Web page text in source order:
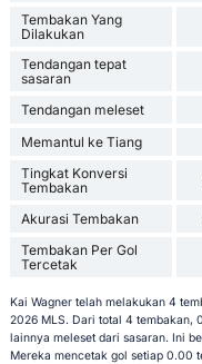
Tembakan Yang
Dilakukan
Tendangan tepat
sasaran
Tendangan meleset
Memantul ke Tiang
Tingkat Konversi
Tembakan
Akurasi Tembakan
Tembakan Per Gol
Tercetak
Kai Wagner telah melakukan 4
2026 MLS. Dari total 4 tembakan,
lainnya meleset dari sasaran. Ini
Mereka mencetak gol setiap 0.00